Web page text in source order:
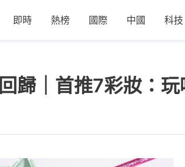
即時 熱榜 國際 中國 科技
歸｜首推7彩妝：玩